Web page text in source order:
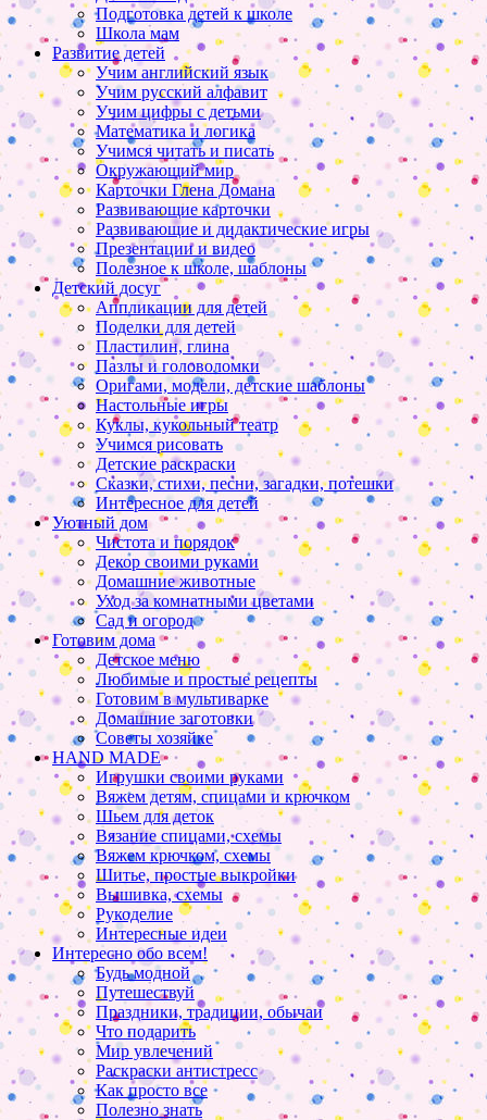
Подготовка детей к школе
Школа мам
Развитие детей
Учим английский язык
Учим русский алфавит
Учим цифры с детьми
Математика и логика
Учимся читать и писать
Окружающий мир
Карточки Глена Домана
Развивающие карточки
Развивающие и дидактические игры
Презентации и видео
Полезное к школе, шаблоны
Детский досуг
Аппликации для детей
Поделки для детей
Пластилин, глина
Пазлы и головоломки
Оригами, модели, детские шаблоны
Настольные игры
Куклы, кукольный театр
Учимся рисовать
Детские раскраски
Сказки, стихи, песни, загадки, потешки
Интересное для детей
Уютный дом
Чистота и порядок
Декор своими руками
Домашние животные
Уход за комнатными цветами
Сад и огород
Готовим дома
Детское меню
Любимые и простые рецепты
Готовим в мультиварке
Домашние заготовки
Советы хозяйке
HAND MADE
Игрушки своими руками
Вяжем детям, спицами и крючком
Шьем для деток
Вязание спицами, схемы
Вяжем крючком, схемы
Шитье, простые выкройки
Вышивка, схемы
Рукоделие
Интересные идеи
Интересно обо всем!
Будь модной
Путешествуй
Праздники, традиции, обычаи
Что подарить
Мир увлечений
Раскраски антистресс
Как просто все
Полезно знать